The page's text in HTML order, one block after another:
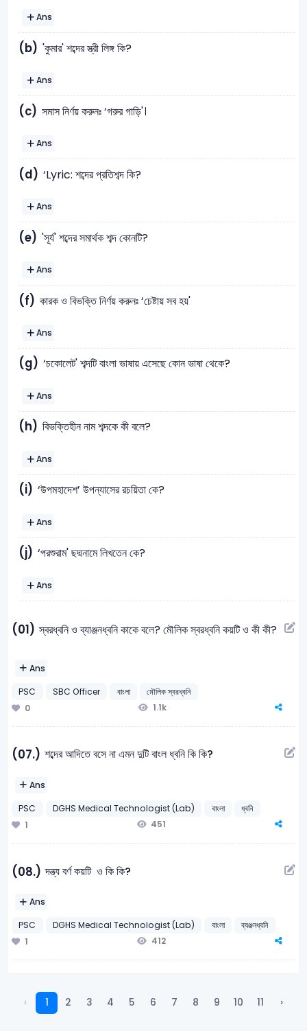
Ans
(b) 'কুমার' শব্দের স্ত্রী লিঙ্গ কি?
Ans
(c) সমাস নির্ণয় করুনঃ ‘গরুর গাড়ি'।
Ans
(d) ‘Lyric: শব্দের প্রতিশব্দ কি?
Ans
(e) 'সূর্য' শব্দের সমার্থক শব্দ কোনটি?
Ans
(f) কারক ও বিভক্তি নির্ণয় করুনঃ ‘চেষ্টায় সব হয়'
Ans
(g) ‘চকোলেট' শব্দটি বাংলা ভাষায় এসেছে কোন ভাষা থেকে?
Ans
(h) বিভক্তিহীন নাম শব্দকে কী বলে?
Ans
(i) ‘উপমহাদেশ’ উপন্যাসের রচয়িতা কে?
Ans
(j) ‘পরশুরাম' ছদ্মনামে লিখতেন কে?
Ans
(01) স্বরধ্বনি ও ব্যাঞ্জনধ্বনি কাকে বলে? মৌলিক স্বরধ্বনি কয়টি ও কী কী?
Ans
PSC
SBC Officer বাংলা
মৌলিক স্বরধ্বনি
0
1.1k
(07.) শব্দের আদিতে বসে না এমন দুটি বাংল ধ্বনি কি কি?
Ans
PSC
DGHS Medical Technologist (Lab) বাংলা
ধ্বনি
1
451
(08.) দন্ত্য বর্ণ কয়টি ও কি কি?
Ans
PSC
DGHS Medical Technologist (Lab) বাংলা
ব্যঞ্জনধ্বনি
1
412
‹ 1 2 3 4 5 6 7 8 9 10 11 ›